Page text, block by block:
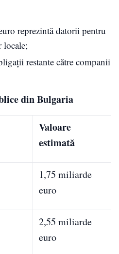
reprezintă datorii pentru
locale;
restante către companii
din Bulgaria
Valoare
estimată
1,75 miliarde
euro
2,55 miliarde
euro